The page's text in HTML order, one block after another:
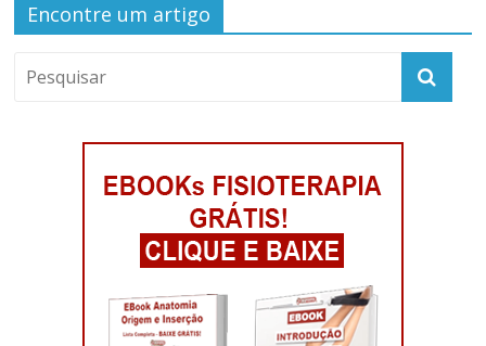
Encontre um artigo